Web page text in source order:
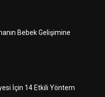
Bebek Gelişimine
İçin 14 Etkili Yöntem